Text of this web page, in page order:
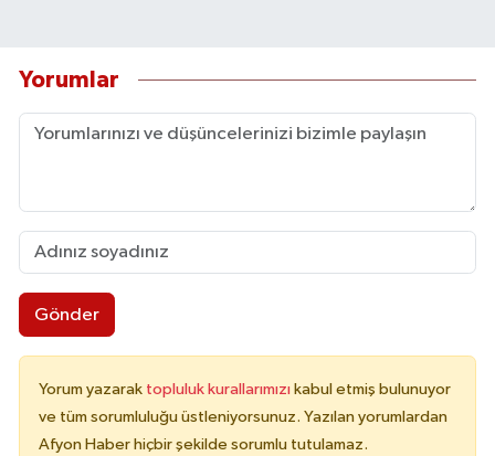
Yorumlar
Gönder
Yorum yazarak topluluk kurallarımızı kabul etmiş bulunuyor
ve tüm sorumluluğu üstleniyorsunuz. Yazılan yorumlardan
Afyon Haber hiçbir şekilde sorumlu tutulamaz.